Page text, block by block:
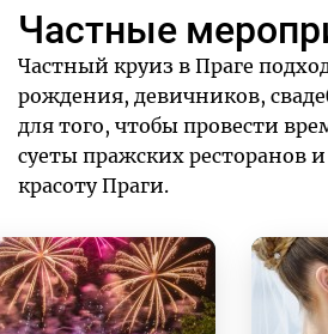
Частные
Частный круиз в Праге
рождения, девичников,
для того, чтобы провести
суеты пражских ресторанов
красоту Праги.